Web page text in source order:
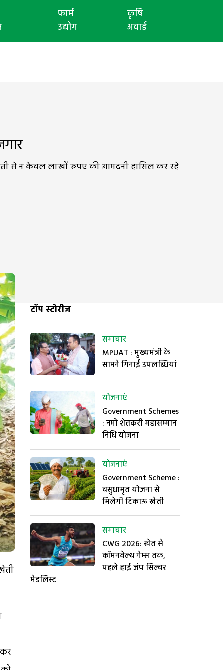
फार्म
उद्योग
कृषि
अवार्ड
से न केवल लाखों रुपए की आमदनी हासिल कर रहे
टॉप स्टोरीज
समाचार
MPUAT : मुख्यमंत्री के
सामने गिनाईं उपलब्धियां
योजनाएं
Government Schemes
: नमो शेतकरी महासम्मान
निधि योजना
योजनाएं
Government Scheme :
वसुधामृत योजना से
मिलेगी टिकाऊ खेती
समाचार
CWG 2026: खेत से
कॉमनवेल्थ गेम्स तक,
पहले हाई जंप सिल्वर
मेडलिस्ट